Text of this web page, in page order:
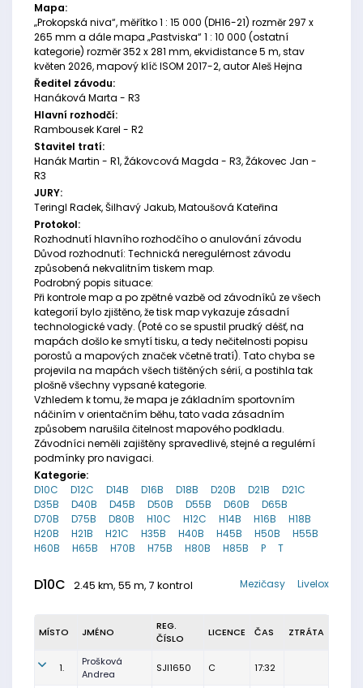
Mapa:
„Prokopská niva“, měřítko 1 : 15 000 (DH16-21) rozměr 297 x
265 mm a dále mapa „Pastviska“ 1 : 10 000 (ostatní
kategorie) rozměr 352 x 281 mm, ekvidistance 5 m, stav
květen 2026, mapový klíč ISOM 2017-2, autor Aleš Hejna
Ředitel závodu:
Hanáková Marta - R3
Hlavní rozhodčí:
Rambousek Karel - R2
Stavitel tratí:
Hanák Martin - R1, Žákovcová Magda - R3, Žákovec Jan -
R3
JURY:
Teringl Radek, Šilhavý Jakub, Matoušová Kateřina
Protokol:
Rozhodnutí hlavního rozhodčího o anulování závodu
Důvod rozhodnutí: Technická neregulérnost závodu
způsobená nekvalitním tiskem map.
Podrobný popis situace:
Při kontrole map a po zpětné vazbě od závodníků ze všech
kategorií bylo zjištěno, že tisk map vykazuje zásadní
technologické vady. (Poté co se spustil prudký déšť, na
mapách došlo ke smytí tisku, a tedy nečitelnosti popisu
porostů a mapových značek včetně tratí). Tato chyba se
projevila na mapách všech tištěných sérií, a postihla tak
plošně všechny vypsané kategorie.
Vzhledem k tomu, že mapa je základním sportovním
náčiním v orientačním běhu, tato vada zásadním
způsobem narušila čitelnost mapového podkladu.
Závodníci neměli zajištěny spravedlivé, stejné a regulérní
podmínky pro navigaci.
Kategorie:
D10C
D12C D14B D16B D18B D20B D21B
D21C
D35B
D40B D45B D50B D55B D60B
D65B
D70B
D75B D80B H10C H12C H14B H16B
H18B
H20B
H21B H21C H35B H40B H45B H50B
H55B
H60B
H65B H70B H75B H80B H85B P T
D10C 2.45 km, 55 m, 7 kontrol Livelox
Mezičasy
MÍSTO JMÉNO
REG.
ČÍSLO
LICENCE ČAS ZTRÁTA
1.
Prošková
Andrea
SJI1650 C 17:32